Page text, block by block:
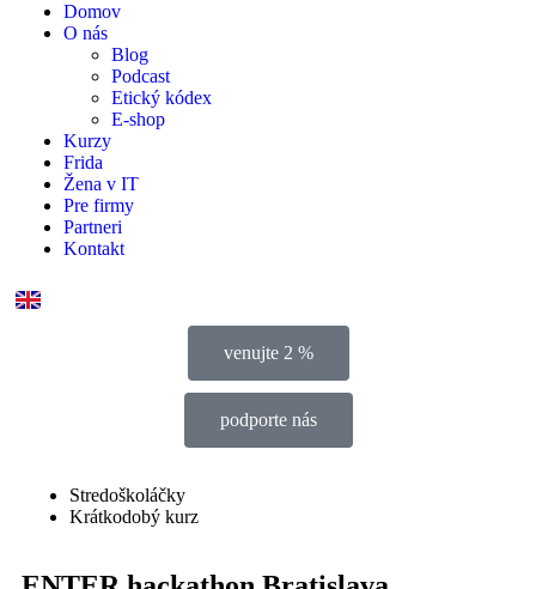
Domov
O nás
Blog
Podcast
Etický kódex
E-shop
Kurzy
Frida
Žena v IT
Pre firmy
Partneri
Kontakt
venujte 2 %
podporte nás
Stredoškoláčky
Krátkodobý kurz